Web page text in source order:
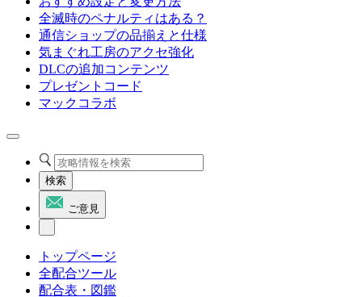
全滅時のペナルティはある？
通信ショップの品揃えと仕様
気まぐれ工房のアクセ強化
DLCの追加コンテンツ
プレゼントコード
マックコラボ
検索
ご意見
トップページ
全配合ツール
配合表・図鑑